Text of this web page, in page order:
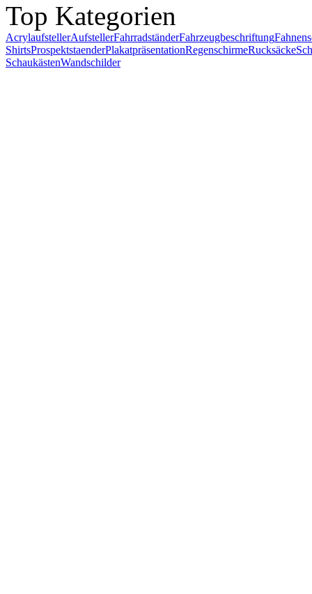
Top Kategorien
AcrylaufstellerAufstellerFahrradständerFahrzeugbeschriftung
ShirtsProspektstaenderPlakatpräsentationRegenschirmeRucksäcke
SchaukästenWandschilder